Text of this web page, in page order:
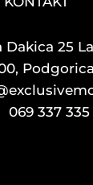
Dakica 25
069 337 335